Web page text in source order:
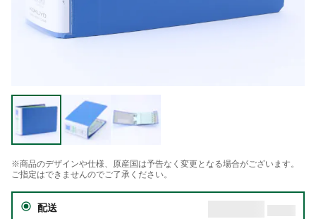
※商品のデザインや仕様、原産国は予告なく変更となる場合がございます。
ご指定はできませんのでご了承ください。
配送